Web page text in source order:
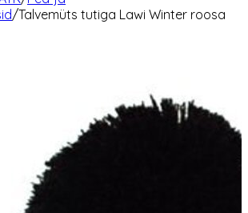
/Talvemüts tutiga Lawi Winter roosa